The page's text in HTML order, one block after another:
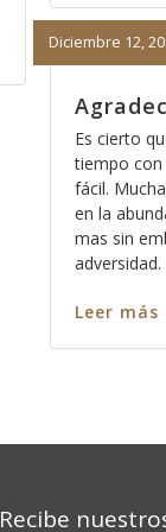
Diciembre 12,
Es cierto
tiempo con
fácil.
en la
mas sin
Leer más
Recibe